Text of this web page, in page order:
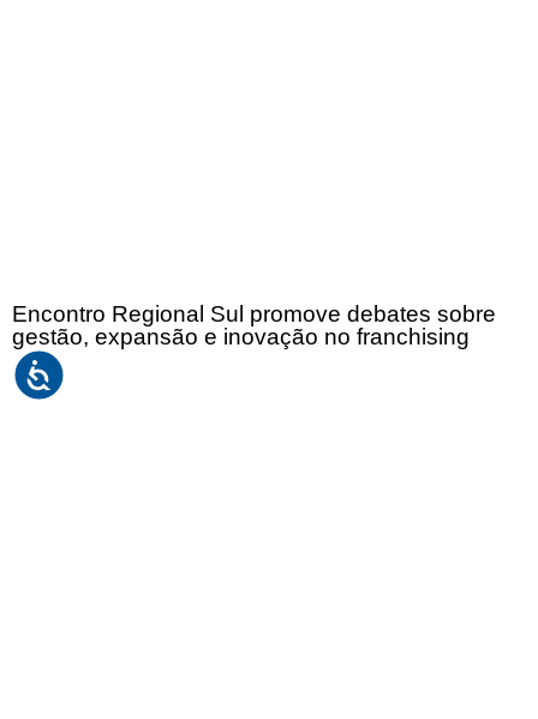
Encontro Regional Sul promove debates sobre
gestão, expansão e inovação no franchising